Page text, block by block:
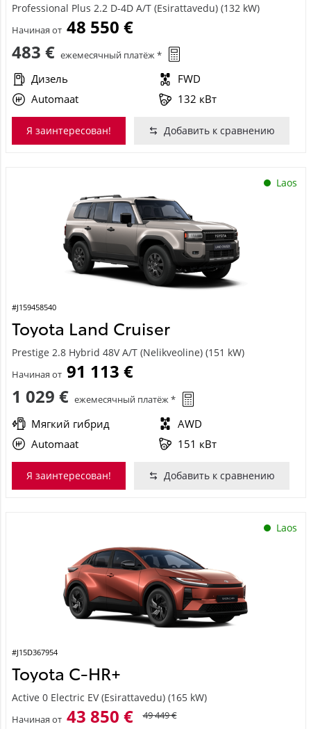
Professional Plus 2.2 D-4D A/T (Esirattavedu) (132 kW)
Начиная от 48 550 €
483 € ежемесячный платёж *
Дизель
FWD
Automaat
132 кВт
Я заинтересован! Добавить к сравнению
Laos
#J159458540
Toyota Land Cruiser
Prestige 2.8 Hybrid 48V A/T (Nelikveoline) (151 kW)
Начиная от 91 113 €
1 029 € ежемесячный платёж *
Мягкий гибрид
AWD
Automaat
151 кВт
Я заинтересован! Добавить к сравнению
Laos
#J15D367954
Toyota C-HR+
Active 0 Electric EV (Esirattavedu) (165 kW)
Начиная от 43 850 € 49 449 €